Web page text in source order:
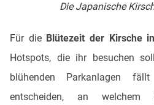
Die Japanische
Für die Blütezeit der Kirsche
Hotspots, die ihr besuchen
blühenden Parkanlagen
entscheiden, an welchem